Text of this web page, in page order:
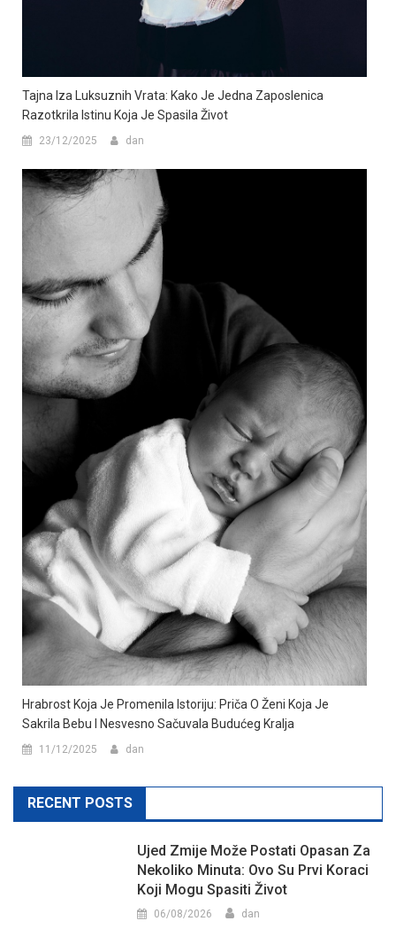
Tajna Iza Luksuznih Vrata: Kako Je Jedna Zaposlenica
Razotkrila Istinu Koja Je Spasila Život
23/12/2025 dan
Hrabrost Koja Je Promenila Istoriju: Priča O Ženi Koja Je
Sakrila Bebu I Nesvesno Sačuvala Budućeg Kralja
11/12/2025 dan
RECENT POSTS
Ujed Zmije Može Postati Opasan Za
Nekoliko Minuta: Ovo Su Prvi Koraci
Koji Mogu Spasiti Život
06/08/2026 dan